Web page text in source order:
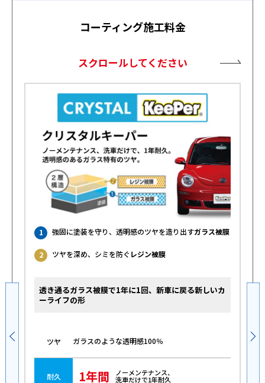
コーティング施工料金
スクロールしてください
1 強固に塗装を守り、透明感のツヤを造り出すガラス被膜
2 ツヤを深め、シミを防ぐ レジン被膜
透き通るガラス被膜で1年に1回、新車に戻る新しいカ
ーライフの形
ツヤ ガラスのような透明感100％
耐久 1年間 ノーメンテナンス、
洗車だけで1年耐久